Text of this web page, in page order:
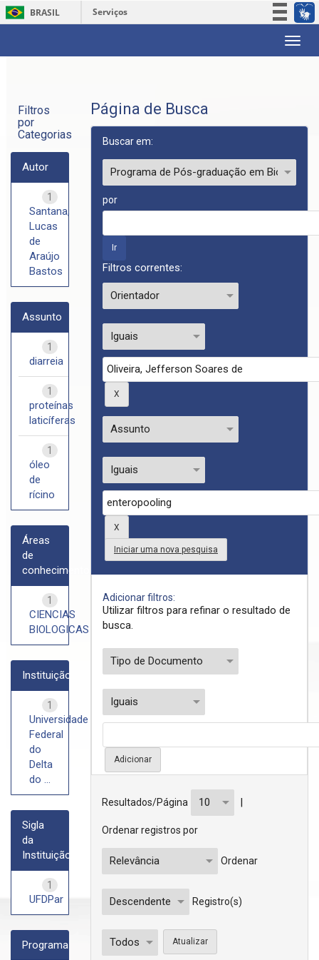
BRASIL
Serviços
Acesso à informação
Página de Busca
Buscar em:
por
Filtros correntes:
Iniciar uma nova pesquisa
Adicionar filtros:
Utilizar filtros para refinar o resultado de
busca.
Resultados/Página |
Ordenar registros por
Ordenar
Registro(s)
Filtros
por
Categorias
Autor
1
Santana,
Lucas
de
Araújo
Bastos
Assunto
1
diarreia
1
proteínas
laticíferas
1
óleo
de
rícino
Áreas
de
conhecimento
1
CIENCIAS
BIOLOGICAS
Instituição
1
Universidade
Federal
do
Delta
do ...
Sigla
da
Instituição
1
UFDPar
Programa